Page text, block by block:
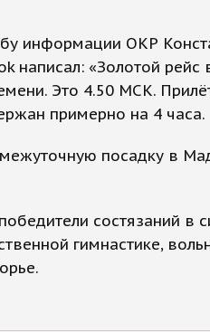
информации ОКР
написал: «Золотой рейс
Это 4.50 МСК.
примерно на 4 часа.
посадку в
состязаний в
гимнастике,